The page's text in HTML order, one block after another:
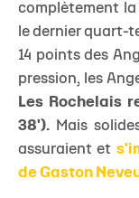
complètement
le dernier quart-
14 points des
pression, les
Les Rochelais
38').
Mais
assuraient et
de Gaston